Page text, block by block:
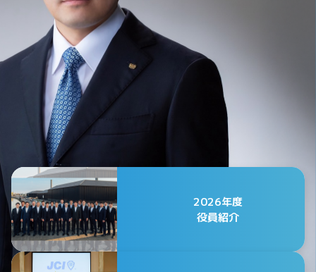
2026年度
役員紹介